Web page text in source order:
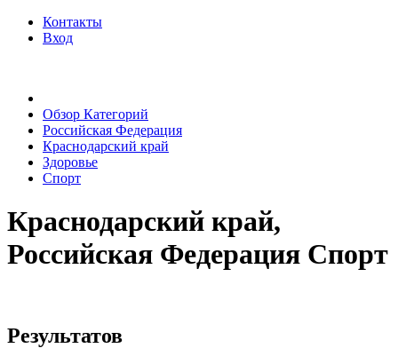
Контакты
Вход
Обзор Категорий
Российская Федерация
Краснодарский край
Здоровье
Спорт
Краснодарский край,
Российская Федерация Спорт
Результатов